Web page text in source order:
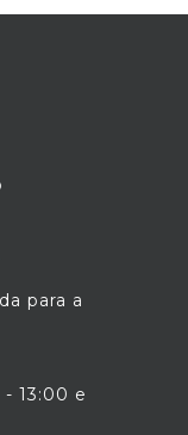
para a
13:00 e